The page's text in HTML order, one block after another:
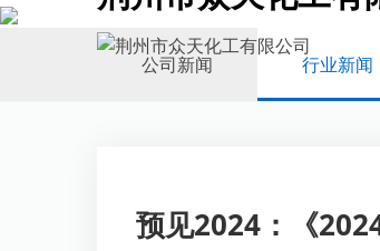
与五百强企业长期合作
公司新闻 行业新闻
预见2024：《